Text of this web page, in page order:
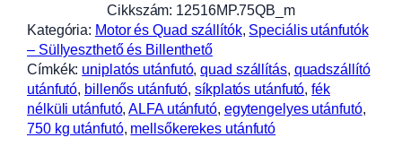
Cikkszám: 12516MP.75QB_m
Kategória: Motor és Quad szállítók, Speciális utánfutók
– Süllyeszthető és Billenthető
Címkék: uniplatós utánfutó, quad szállítás, quadszállító
utánfutó billenős utánfutó , síkplatós utánfutó , fék
nélküli utánfutó, ALFA utánfutó, egytengelyes utánfutó
750 kg utánfutó, mellsőkerekes utánfutó